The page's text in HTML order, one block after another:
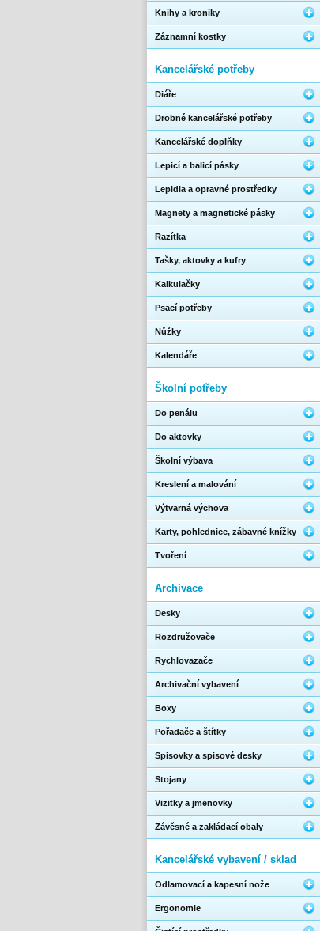
Knihy a kroniky
Záznamní kostky
Kancelářské potřeby
Diáře
Drobné kancelářské potřeby
Kancelářské doplňky
Lepicí a balicí pásky
Lepidla a opravné prostředky
Magnety a magnetické pásky
Razítka
Tašky, aktovky a kufry
Kalkulačky
Psací potřeby
Nůžky
Kalendáře
Školní potřeby
Do penálu
Do aktovky
Školní výbava
Kreslení a malování
Výtvarná výchova
Karty, pohlednice, zábavné knížky
Tvoření
Archivace
Desky
Rozdružovače
Rychlovazače
Archivační vybavení
Boxy
Pořadače a štítky
Spisovky a spisové desky
Stojany
Vizitky a jmenovky
Závěsné a zakládací obaly
Kancelářské vybavení / sklad
Odlamovací a kapesní nože
Ergonomie